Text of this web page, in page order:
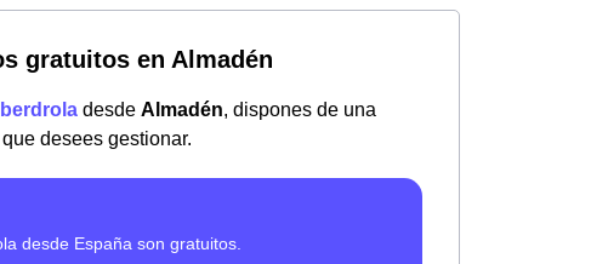
gratuitos en Almadén
desde Almadén, dispones de una
desees gestionar.